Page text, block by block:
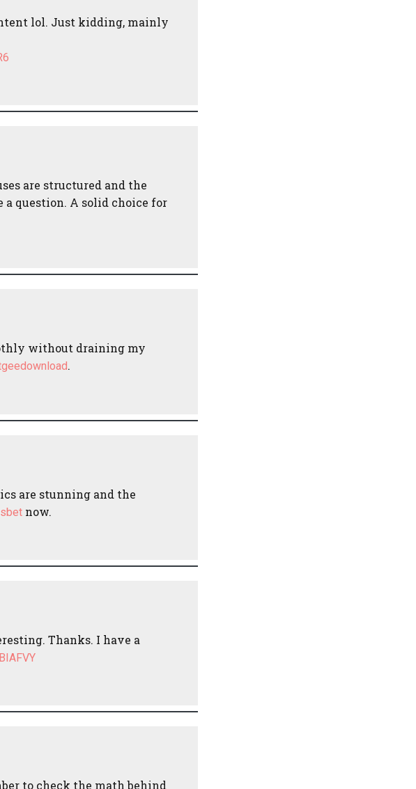
lol. Just kidding, mainly
are structured and the
question. A solid choice for
without draining my
.
are stunning and the
now.
Thanks. I have a
to check the math behind